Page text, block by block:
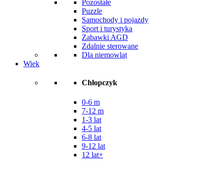
Pozostałe
Puzzle
Samochody i pojazdy
Sport i turystyka
Zabawki AGD
Zdalnie sterowane
Dla niemowląt
Wiek
Chłopczyk
0-6 m
7-12 m
1-3 lat
4-5 lat
6-8 lat
9-12 lat
12 lat+